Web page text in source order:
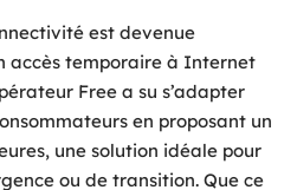
est devenue
accès temporaire à Internet
Free a su s’adapter
en proposant un
une solution idéale pour
ou de transition. Que ce